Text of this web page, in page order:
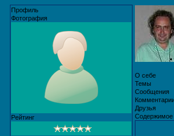
Профиль
Фотография
Рейтинг
О себе
Темы
Сообщения
Друзья
Содержимое